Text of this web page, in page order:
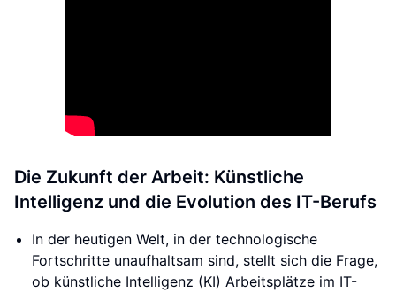
Die Zukunft der Arbeit: Künstliche
Intelligenz und die Evolution des IT-Berufs
In der heutigen Welt, in der technologische
Fortschritte unaufhaltsam sind, stellt sich die Frage,
ob künstliche Intelligenz (KI) Arbeitsplätze im IT-